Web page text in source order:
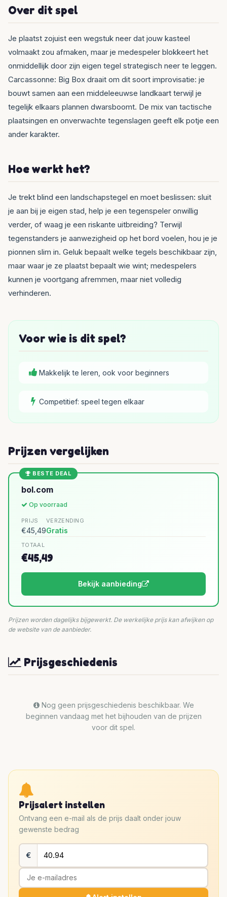
Over dit spel
Je plaatst zojuist een wegstuk neer dat jouw kasteel
volmaakt zou afmaken, maar je medespeler blokkeert het
onmiddellijk door zijn eigen tegel strategisch neer te leggen.
Carcassonne: Big Box draait om dit soort improvisatie: je
bouwt samen aan een middeleeuwse landkaart terwijl je
tegelijk elkaars plannen dwarsboomt. De mix van tactische
plaatsingen en onverwachte tegenslagen geeft elk potje een
ander karakter.
Hoe werkt het?
Je trekt blind een landschapstegel en moet beslissen: sluit
je aan bij je eigen stad, help je een tegenspeler onwillig
verder, of waag je een riskante uitbreiding? Terwijl
tegenstanders je aanwezigheid op het bord voelen, hou je je
pionnen slim in. Geluk bepaalt welke tegels beschikbaar zijn,
maar waar je ze plaatst bepaalt wie wint; medespelers
kunnen je voortgang afremmen, maar niet volledig
verhinderen.
Voor wie is dit spel?
Makkelijk te leren, ook voor beginners
Competitief: speel tegen elkaar
Prijzen vergelijken
BESTE DEAL
bol.com
Op voorraad
PRIJS
€45,49
VERZENDING
Gratis
TOTAAL
€45,49
Bekijk aanbieding
Prijzen worden dagelijks bijgewerkt. De werkelijke prijs kan afwijken op
de website van de aanbieder.
Prijsgeschiedenis
Nog geen prijsgeschiedenis beschikbaar. We
beginnen vandaag met het bijhouden van de prijzen
voor dit spel.
Prijsalert instellen
Ontvang een e-mail als de prijs daalt onder jouw
gewenste bedrag
€